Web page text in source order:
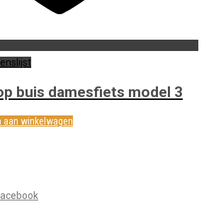
buis damesfiets model 3
aan winkelwagen